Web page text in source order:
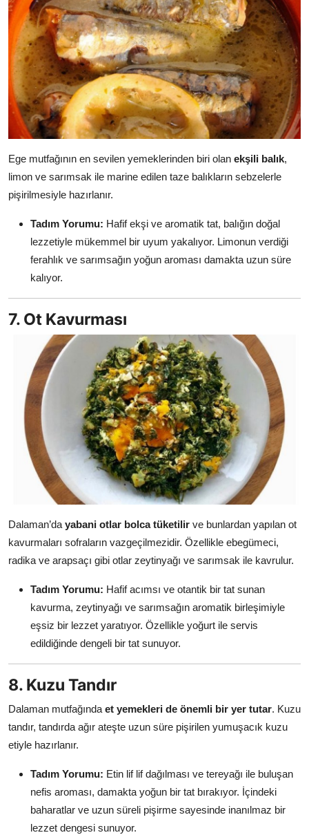
Ege mutfağının en sevilen yemeklerinden biri olan ekşili balık,
limon ve sarımsak ile marine edilen taze balıkların sebzelerle
pişirilmesiyle hazırlanır.
Tadım Yorumu: Hafif ekşi ve aromatik tat, balığın doğal
lezzetiyle mükemmel bir uyum yakalıyor. Limonun verdiği
ferahlık ve sarımsağın yoğun aroması damakta uzun süre
kalıyor.
7. Ot Kavurması
Dalaman’dayabani otlar bolca tüketilir ve bunlardan yapılan ot
kavurmaları sofraların vazgeçilmezidir. Özellikle ebegümeci,
radika ve arapsaçı gibi otlar zeytinyağı ve sarımsak ile kavrulur.
Tadım Yorumu: Hafif acımsı ve otantik bir tat sunan
kavurma, zeytinyağı ve sarımsağın aromatik birleşimiyle
eşsiz bir lezzet yaratıyor. Özellikle yoğurt ile servis
edildiğinde dengeli bir tat sunuyor.
8. Kuzu Tandır
Dalaman mutfağındaet yemekleri de önemli bir yer tutar. Kuzu
tandır, tandırda ağır ateşte uzun süre pişirilen yumuşacık kuzu
etiyle hazırlanır.
Tadım Yorumu: Etin lif lif dağılması ve tereyağı ile buluşan
nefis aroması, damakta yoğun bir tat bırakıyor. İçindeki
baharatlar ve uzun süreli pişirme sayesinde inanılmaz bir
lezzet dengesi sunuyor.